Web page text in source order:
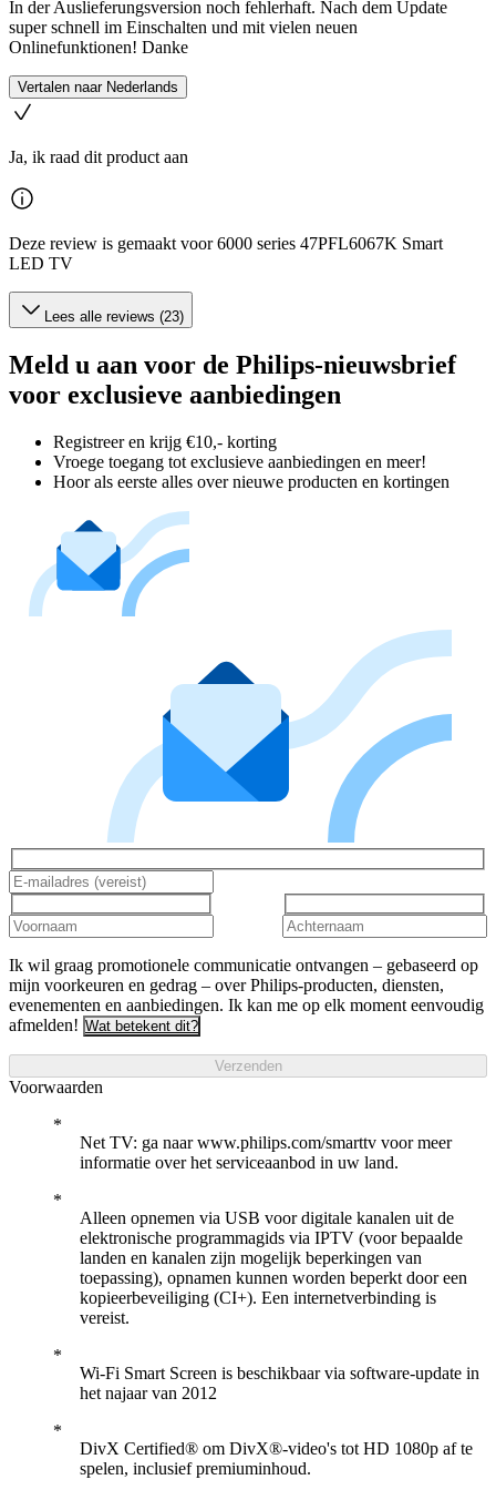
In der Auslieferungsversion noch fehlerhaft. Nach dem Update
super schnell im Einschalten und mit vielen neuen
Onlinefunktionen! Danke
Vertalen naar Nederlands
Ja, ik raad dit product aan
Deze review is gemaakt voor 6000 series 47PFL6067K Smart
LED TV
Lees alle reviews (23)
Meld u aan voor de Philips-nieuwsbrief
voor exclusieve aanbiedingen
Registreer en krijg €10,- korting
Vroege toegang tot exclusieve aanbiedingen en meer!
Hoor als eerste alles over nieuwe producten en kortingen
Ik wil graag promotionele communicatie ontvangen – gebaseerd op
mijn voorkeuren en gedrag – over Philips-producten, diensten,
evenementen en aanbiedingen. Ik kan me op elk moment eenvoudig
afmelden! Wat betekent dit?
Verzenden
Voorwaarden
Net TV: ga naar www.philips.com/smarttv voor meer
informatie over het serviceaanbod in uw land.
Alleen opnemen via USB voor digitale kanalen uit de
elektronische programmagids via IPTV (voor bepaalde
landen en kanalen zijn mogelijk beperkingen van
toepassing), opnamen kunnen worden beperkt door een
kopieerbeveiliging (CI+). Een internetverbinding is
vereist.
Wi-Fi Smart Screen is beschikbaar via software-update in
het najaar van 2012
DivX Certified® om DivX®-video's tot HD 1080p af te
spelen, inclusief premiuminhoud.